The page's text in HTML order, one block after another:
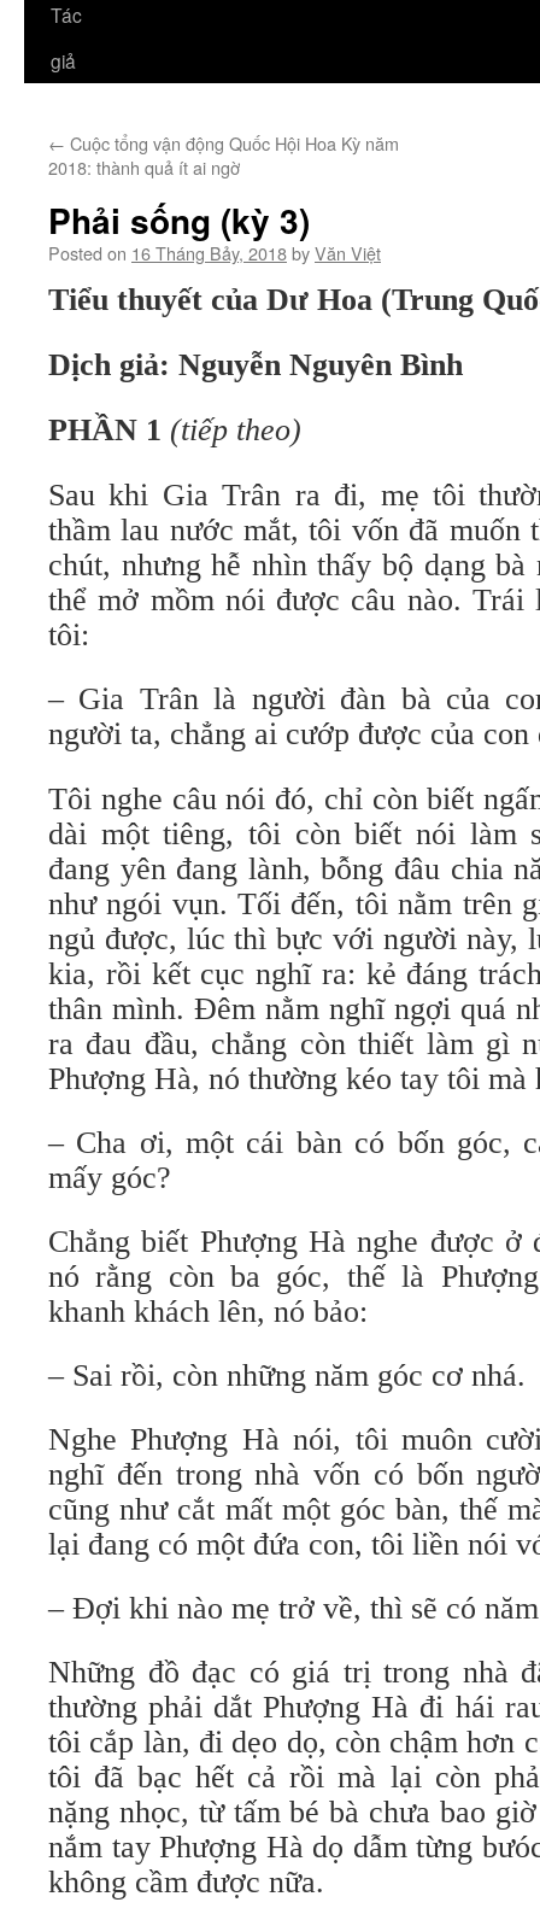
Tác
giả
← Cuộc tổng vận động Quốc Hội Hoa Kỳ năm
2018: thành quả ít ai ngờ
Phải sống (kỳ 3)
Posted on 16 Tháng Bảy, 2018byVăn Việt
Tiểu thuyết của Dư Hoa (Trung
Dịch giả: Nguyễn Nguyên Bình
PHẦN 1 (tiếp theo)
Sau khi Gia Trân ra đi, mẹ tôi
thầm lau nước mắt, tôi vốn đã muốn
chút, nhưng hễ nhìn thấy bộ dạng
thể mở mồm nói được câu nào.
tôi:
– Gia Trân là người đàn bà của
người ta, chẳng ai cướp được của con
Tôi nghe câu nói đó, chỉ còn biết
dài một tiêng, tôi còn biết nói làm
đang yên đang lành, bỗng đâu chia
như ngói vụn. Tối đến, tôi nằm trên
ngủ được, lúc thì bực với người này,
kia, rồi kết cục nghĩ ra: kẻ đáng
thân mình. Đêm nằm nghĩ ngợi quá
ra đau đầu, chẳng còn thiết làm gì
Phượng Hà, nó thường kéo tay tôi mà
– Cha ơi, một cái bàn có bốn góc,
mấy góc?
Chẳng biết Phượng Hà nghe được
nó rằng còn ba góc, thế là
khanh khách lên, nó bảo:
– Sai rồi, còn những năm góc cơ nhá.
Nghe Phượng Hà nói, tôi muôn
nghĩ đến trong nhà vốn có bốn
cũng như cắt mất một góc bàn, thế
lại đang có một đứa con, tôi liền nói
– Đợi khi nào mẹ trở về, thì sẽ có
Những đồ đạc có giá trị trong nhà
thường phải dắt Phượng Hà đi hái
tôi cắp làn, đi dẹo dọ, còn chậm hơn
tôi đã bạc hết cả rồi mà lại còn
nặng nhọc, từ tấm bé bà chưa bao
nắm tay Phượng Hà dọ dẫm từng
không cầm được nữa.